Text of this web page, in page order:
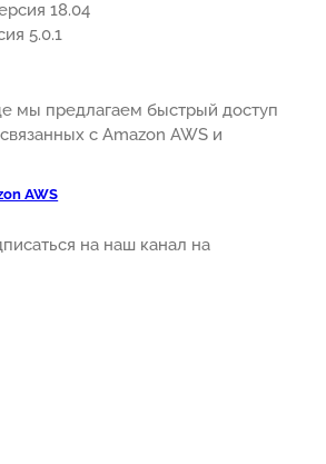
18.04
5.0.1
мы предлагаем быстрый доступ
с Amazon AWS и
AWS
на наш канал на